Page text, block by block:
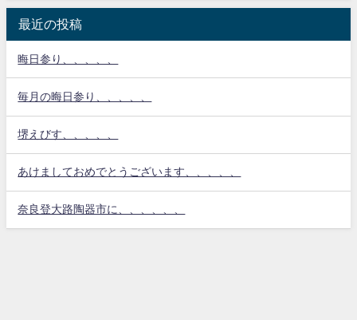
最近の投稿
晦日参り、、、、、
毎月の晦日参り、、、、、
堺えびす、、、、、
あけましておめでとうございます、、、、、
奈良登大路陶器市に、、、、、、